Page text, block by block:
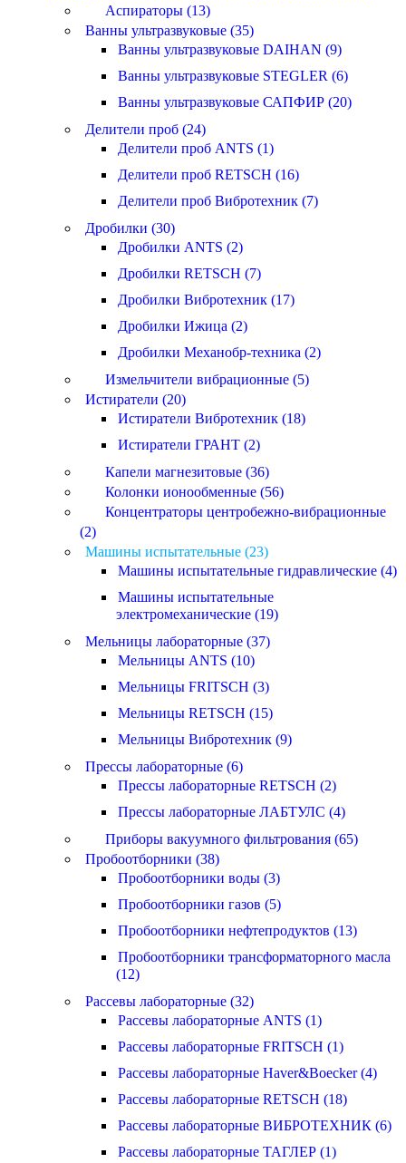
Аспираторы (13)
Ванны ультразвуковые (35)
Ванны ультразвуковые DAIHAN (9)
Ванны ультразвуковые STEGLER (6)
Ванны ультразвуковые САПФИР (20)
Делители проб (24)
Делители проб ANTS (1)
Делители проб RETSCH (16)
Делители проб Вибротехник (7)
Дробилки (30)
Дробилки ANTS (2)
Дробилки RETSCH (7)
Дробилки Вибротехник (17)
Дробилки Ижица (2)
Дробилки Механобр-техника (2)
Измельчители вибрационные (5)
Истиратели (20)
Истиратели Вибротехник (18)
Истиратели ГРАНТ (2)
Капели магнезитовые (36)
Колонки ионообменные (56)
Концентраторы центробежно-вибрационные
(2)
Машины испытательные (23)
Машины испытательные гидравлические (4)
Машины испытательные
электромеханические (19)
Мельницы лабораторные (37)
Мельницы ANTS (10)
Мельницы FRITSCH (3)
Мельницы RETSCH (15)
Мельницы Вибротехник (9)
Прессы лабораторные (6)
Прессы лабораторные RETSCH (2)
Прессы лабораторные ЛАБТУЛС (4)
Приборы вакуумного фильтрования (65)
Пробоотборники (38)
Пробоотборники воды (3)
Пробоотборники газов (5)
Пробоотборники нефтепродуктов (13)
Пробоотборники трансформаторного масла
(12)
Рассевы лабораторные (32)
Рассевы лабораторные ANTS (1)
Рассевы лабораторные FRITSCH (1)
Рассевы лабораторные Haver&Boecker (4)
Рассевы лабораторные RETSCH (18)
Рассевы лабораторные ВИБРОТЕХНИК (6)
Рассевы лабораторные ТАГЛЕР (1)